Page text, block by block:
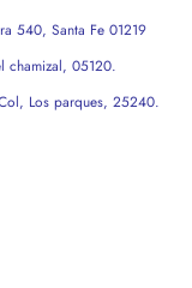
540, Santa Fe 01219
chamizal, 05120.
Los parques, 25240.